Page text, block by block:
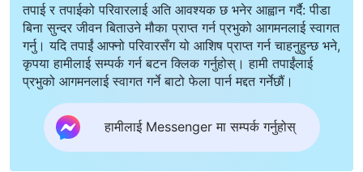
तपाई र तपाईको परिवारलाई अति आवश्यक छ भनेर आह्वान गर्दै: पीडा
बिना सुन्दर जीवन बिताउने मौका प्राप्त गर्न प्रभुको आगमनलाई स्वागत
गर्नु। यदि तपाईं आफ्नो परिवारसँग यो आशिष प्राप्त गर्न चाहनुहुन्छ भने,
कृपया हामीलाई सम्पर्क गर्न बटन क्लिक गर्नुहोस्। हामी तपाईंलाई
प्रभुको आगमनलाई स्वागत गर्ने बाटो फेला पार्न मद्दत गर्नेछौं।
हामीलाई Messenger मा सम्पर्क गर्नुहोस्